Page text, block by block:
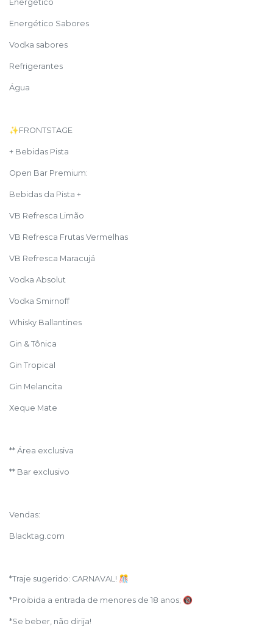
Energético
Energético Sabores
Vodka sabores
Refrigerantes
Água
✨FRONTSTAGE
+ Bebidas Pista
Open Bar Premium:
Bebidas da Pista +
VB Refresca Limão
VB Refresca Frutas Vermelhas
VB Refresca Maracujá
Vodka Absolut
Vodka Smirnoff
Whisky Ballantines
Gin & Tônica
Gin Tropical
Gin Melancita
Xeque Mate
** Área exclusiva
** Bar exclusivo
Vendas:
Blacktag.com
*Traje sugerido: CARNAVAL! 🎊
*Proibida a entrada de menores de 18 anos; 🔞
*Se beber, não dirija!